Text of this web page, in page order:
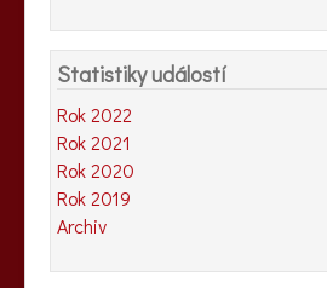
Statistiky událostí
Rok 2022
Rok 2021
Rok 2020
Rok 2019
Archiv